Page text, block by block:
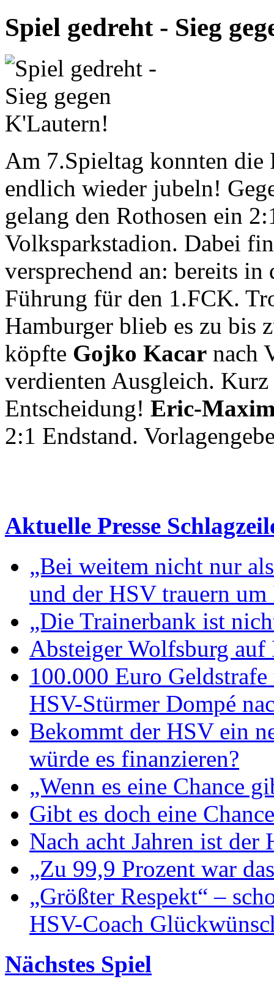
Spiel gedreht - Sieg
Am 7.Spieltag konnten die
endlich wieder jubeln!
gelang den Rothosen ein
Volksparkstadion. Dabei
versprechend an: bereits
Führung für den 1.FCK.
Hamburger blieb es zu bis
köpfte Gojko Kacar nach
verdienten Ausgleich.
Entscheidung! Eric-
2:1 Endstand.
Aktuelle Presse
„Bei weitem nicht nur
und der HSV trauern um
„Die Trainerbank ist
Absteiger Wolfsburg
100.000 Euro
HSV-Stürmer Dompé
Bekommt der HSV ein
würde es finanzieren?
„Wenn es eine Chance
Gibt es doch eine
Nach acht Jahren ist
„Zu 99,9 Prozent war
„Größter Respekt“ –
HSV-Coach
Nächstes Spiel